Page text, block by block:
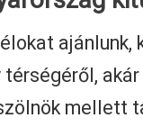
ajánlunk,
térségéről,
mellett